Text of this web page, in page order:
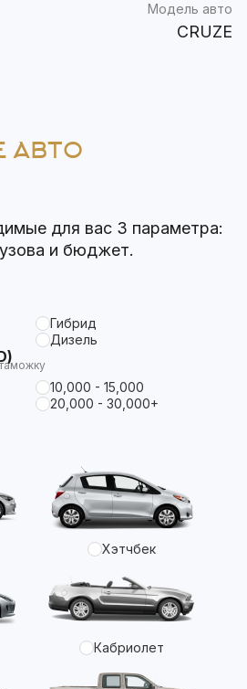
Модель авто
CRUZE
АВТО
для вас 3 параметра:
и бюджет.
Гибрид
Дизель
10,000 - 15,000
20,000 - 30,000+
Хэтчбек
Кабриолет